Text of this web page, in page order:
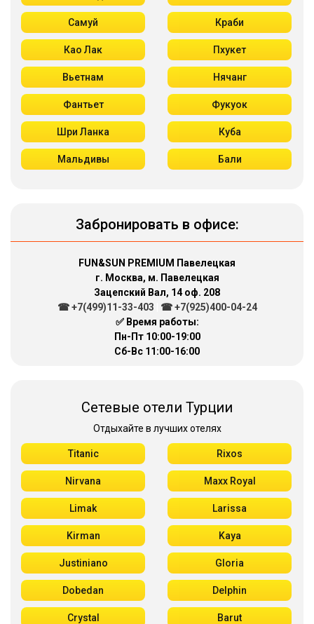
Самуй Краби
Као Лак Пхукет
Вьетнам Нячанг
Фантьет Фукуок
Шри Ланка Куба
Мальдивы Бали
Забронировать в офисе:
FUN&SUN PREMIUM Павелецкая
г. Москва, м. Павелецкая
Зацепский Вал, 14 оф. 208
☎ +7(499)11-33-403
☎ +7(925)400-04-24
✅ Время работы:
Пн-Пт 10:00-19:00
Сб-Вс 11:00-16:00
Сетевые отели Турции
Отдыхайте в лучших отелях
Titanic Rixos
Nirvana Maxx Royal
Limak Larissa
Kirman Kaya
Justiniano Gloria
Dobedan Delphin
Crystal Barut